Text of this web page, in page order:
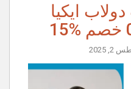
ايكيا
2025